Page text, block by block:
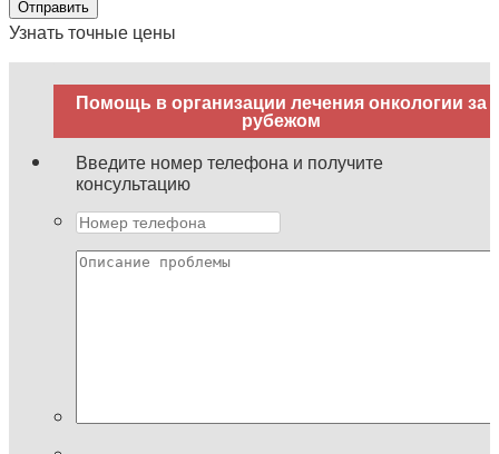
Узнать точные цены
Помощь в организации лечения онкологии за
рубежом
Введите номер телефона и получите
консультацию